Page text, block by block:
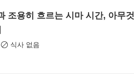
조용히 흐르는 시마 시간, 아무것
식사 없음